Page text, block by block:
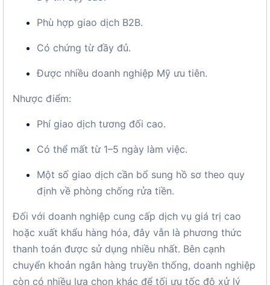
Phù hợp giao dịch B2B.
Có chứng từ đầy đủ.
Được nhiều doanh nghiệp Mỹ ưu tiên.
Nhược điểm:
Phí giao dịch tương đối cao.
Có thể mất từ 1–5 ngày làm việc.
Một số giao dịch cần bổ sung hồ sơ theo quy
định về phòng chống rửa tiền.
Đối với doanh nghiệp cung cấp dịch vụ giá trị cao
hoặc xuất khẩu hàng hóa, đây vẫn là phương thức
thanh toán được sử dụng nhiều nhất. Bên cạnh
chuyển khoản ngân hàng truyền thống, doanh nghiệp
còn có nhiều lựa chọn khác để tối ưu tốc độ xử lý